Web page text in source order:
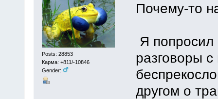
Posts: 28853
Карма: +811/-10846
Gender:
Почему-то
Я попросил
разговоры
другом о